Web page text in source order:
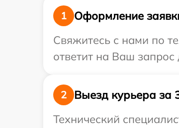
1
Оформление
Свяжитесь с нами по
ответит на Ваш запрос
2
Выезд курьера за
Технический